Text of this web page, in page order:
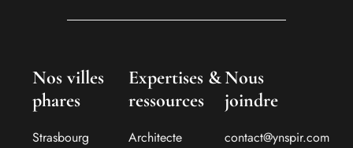
Nos villes
phares
Strasbourg
Expertises &
ressources
Architecte
Nous
joindre
contact@ynspir.com